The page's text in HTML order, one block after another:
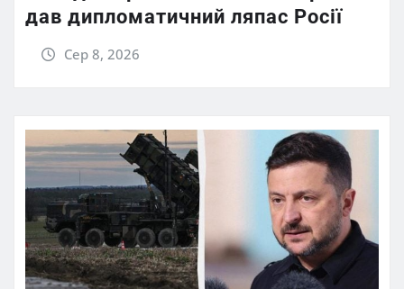
дав дипломатичний ляпас Росії
Сер 8, 2026